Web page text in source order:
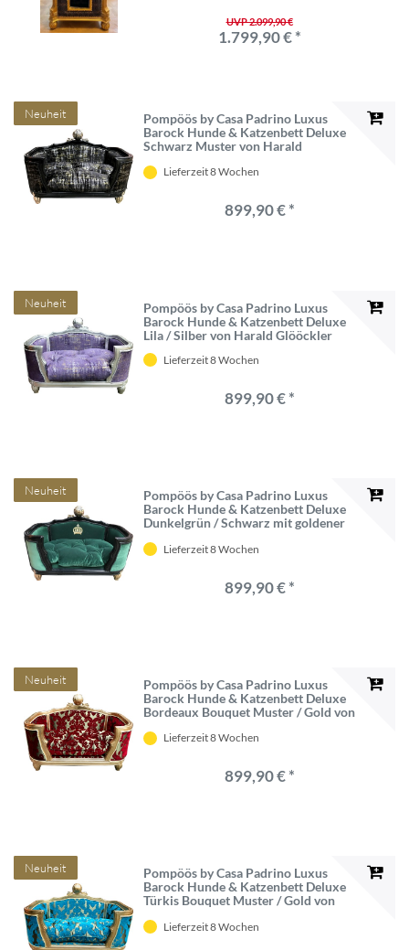
UVP 2.099,90 €
1.799,90 € *
Neuheit
Pompöös by Casa Padrino Luxus
Barock Hunde & Katzenbett Deluxe
Schwarz Muster von Harald
Lieferzeit 8 Wochen
899,90 € *
Neuheit
Pompöös by Casa Padrino Luxus
Barock Hunde & Katzenbett Deluxe
Lila / Silber von Harald Glööckler
Lieferzeit 8 Wochen
899,90 € *
Neuheit
Pompöös by Casa Padrino Luxus
Barock Hunde & Katzenbett Deluxe
Dunkelgrün / Schwarz mit goldener
Lieferzeit 8 Wochen
899,90 € *
Neuheit
Pompöös by Casa Padrino Luxus
Barock Hunde & Katzenbett Deluxe
Bordeaux Bouquet Muster / Gold von
Lieferzeit 8 Wochen
899,90 € *
Neuheit
Pompöös by Casa Padrino Luxus
Barock Hunde & Katzenbett Deluxe
Türkis Bouquet Muster / Gold von
Lieferzeit 8 Wochen